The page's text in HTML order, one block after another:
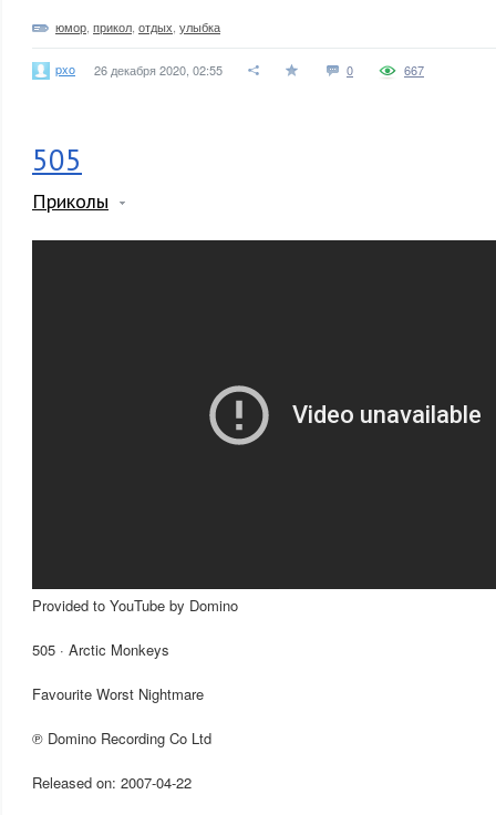
юмор прикол отдых улыбка
pxo 26 декабря 2020, 02:55 0 667
505
Приколы
Provided to YouTube by Domino
505 · Arctic Monkeys
Favourite Worst Nightmare
℗ Domino Recording Co Ltd
Released on: 2007-04-22